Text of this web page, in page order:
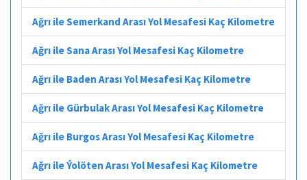
Ağrı ile Semerkand Arası Yol Mesafesi Kaç Kilometre
Ağrı ile Sana Arası Yol Mesafesi Kaç Kilometre
Ağrı ile Baden Arası Yol Mesafesi Kaç Kilometre
Ağrı ile Gürbulak Arası Yol Mesafesi Kaç Kilometre
Ağrı ile Burgos Arası Yol Mesafesi Kaç Kilometre
Ağrı ile Ýolöten Arası Yol Mesafesi Kaç Kilometre